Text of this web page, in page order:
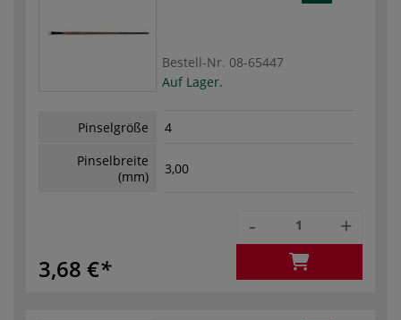
Bestell-Nr. 08-65447
Auf Lager.
Pinselgröße
4
Pinselbreite
(mm)
3,00
3,68 €
- +